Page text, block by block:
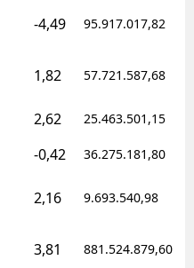
-4,49 95.917.017,82
1,82 57.721.587,68
2,62 25.463.501,15
-0,42 36.275.181,80
2,16 9.693.540,98
3,81 881.524.879,60